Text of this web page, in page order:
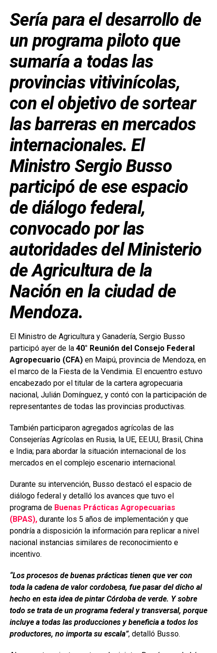
k
p
tir
Sería para el desarrollo de
un programa piloto que
sumaría a todas las
provincias vitivinícolas,
con el objetivo de sortear
las barreras en mercados
internacionales. El
Ministro Sergio Busso
participó de ese espacio
de diálogo federal,
convocado por las
autoridades del Ministerio
de Agricultura de la
Nación en la ciudad de
Mendoza.
El Ministro de Agricultura y Ganadería, Sergio Busso
participó ayer de la 40° Reunión del Consejo Federal
Agropecuario (CFA) en Maipú, provincia de Mendoza, en
el marco de la Fiesta de la Vendimia. El encuentro estuvo
encabezado por el titular de la cartera agropecuaria
nacional, Julián Domínguez, y contó con la participación de
representantes de todas las provincias productivas.
También participaron agregados agrícolas de las
Consejerías Agrícolas en Rusia, la UE, EE.UU, Brasil, China
e India; para abordar la situación internacional de los
mercados en el complejo escenario internacional.
Durante su intervención, Busso destacó el espacio de
diálogo federal y detalló los avances que tuvo el
programa de Buenas Prácticas Agropecuarias
(BPAS), durante los 5 años de implementación y que
pondría a disposición la información para replicar a nivel
nacional instancias similares de reconocimiento e
incentivo.
“Los procesos de buenas prácticas tienen que ver con
toda la cadena de valor cordobesa, fue pasar del dicho al
hecho en esta idea de pintar Córdoba de verde. Y sobre
todo se trata de un programa federal y transversal, porque
incluye a todas las producciones y beneficia a todos los
productores, no importa su escala”, detalló Busso.